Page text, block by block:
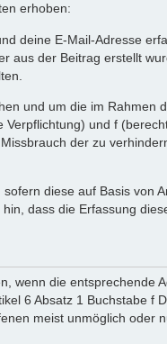
erhoben:
deine E-Mail-Adresse
aus der Beitrag erstellt
und um die im Rahmen
und f
der zu
diese auf Basis von
dass die Erfassung
wenn die entsprechende
6 Absatz 1 Buchstabe f
meist unmöglich oder